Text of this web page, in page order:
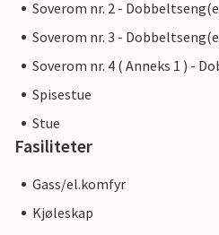
Soverom nr. 2 -
Soverom nr. 3 -
Soverom nr. 4 ( Anneks 1 ) -
Spisestue
Stue
Fasiliteter
Gass/el.komfyr
Kjøleskap